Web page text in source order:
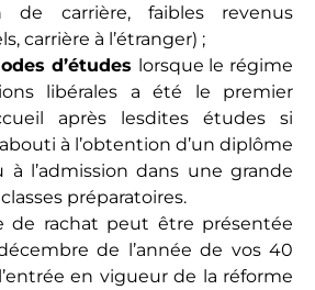
de carrière, faibles revenus
carrière à l’étranger) ;
d’études lorsque le régime
libérales a été le premier
après lesdites études si
à l’obtention d’un diplôme
à l’admission dans une grande
préparatoires.
de rachat peut être présentée
de l’année de vos 40
en vigueur de la réforme